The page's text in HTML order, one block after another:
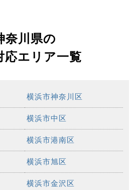
奈川県の
応エリア一覧
横浜市神奈川区
横浜市中区
横浜市港南区
横浜市旭区
横浜市金沢区